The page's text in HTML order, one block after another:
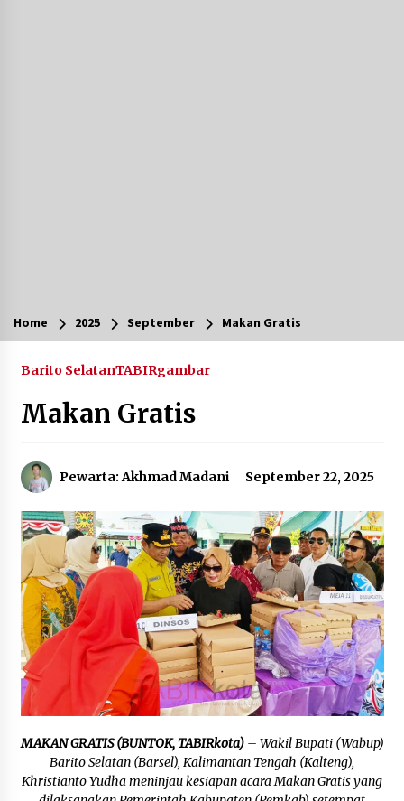
Keberlanjutan Masa Depan Lebih Hijau
Agustus 5, 2026
PNBP 400 Juta dari Kasus Tambang Ilegal
Hadiri Forum Komunikasi dan Kemitraan BPJS,
Sekda Tapin Komitmen Tingkatkan Layanan
Kesehatan
Agustus 4, 2026
Kejari HST Musnahkan Barang Bukti 27 Perkara
Inkracht van Gewisjde
Agustus 4, 2026
Pelajar di HST Musnahkan Barang Bukti
Agustus 4, 2026
Dana Transfer Pusat Berkurang, Pemkab
Home 2025 September Makan Gratis
Barito SelatanTABIRgambar
Makan Gratis
Pewarta: Akhmad Madani September 22, 2025
MAKAN GRATIS (BUNTOK, TABIRkota) – Wakil Bupati (Wabup)
Barito Selatan (Barsel), Kalimantan Tengah (Kalteng),
Khristianto Yudha meninjau kesiapan acara Makan Gratis yang